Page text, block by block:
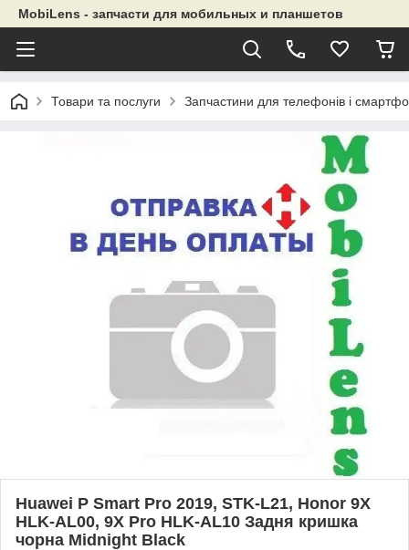
MobiLens - запчасти для мобильных и планшетов
Товари та послуги Запчастини для телефонів і
Huawei P Smart Pro 2019, STK-L21, Honor 9X
HLK-AL00, 9X Pro HLK-AL10 Задня кришка
чорна Midnight Black